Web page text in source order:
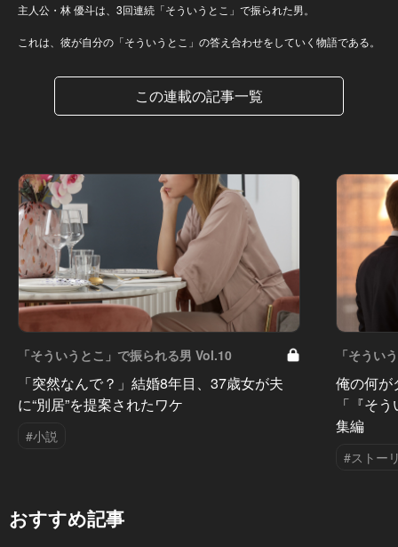
主人公・林 優斗は、3回連続「そういうとこ」で振られた男。
これは、彼が自分の「そういうとこ」の答え合わせをしていく物語である。
この連載の記事一覧
「そういうとこ」で振られる男 Vol.10
「突然なんで？」結婚8年目、37歳女が夫
に“別居”を提案されたワケ
#小説
「そうい
俺の何が
「『そ
集編
#ストー
おすすめ記事